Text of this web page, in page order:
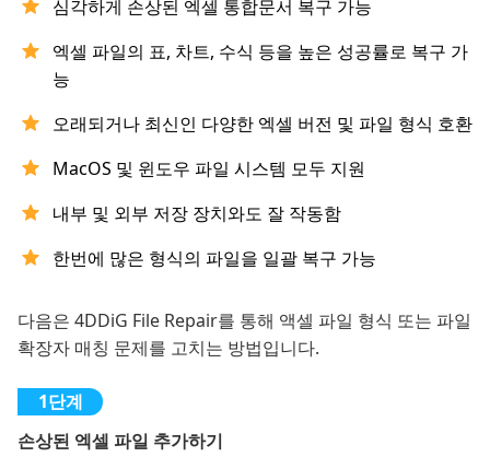
심각하게 손상된 엑셀 통합문서 복구 가능
엑셀 파일의 표, 차트, 수식 등을 높은 성공률로 복구 가
능
오래되거나 최신인 다양한 엑셀 버전 및 파일 형식 호환
MacOS 및 윈도우 파일 시스템 모두 지원
내부 및 외부 저장 장치와도 잘 작동함
한번에 많은 형식의 파일을 일괄 복구 가능
다음은 4DDiG File Repair를 통해 액셀 파일 형식 또는 파일
확장자 매칭 문제를 고치는 방법입니다.
손상된 엑셀 파일 추가하기